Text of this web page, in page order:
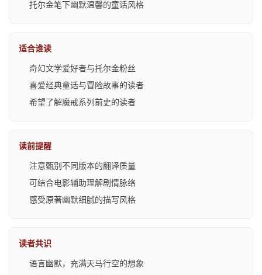
托尔金笔下幽默温馨的童话风格
适合谁读
奇幻文学爱好者与托尔金粉丝
喜爱经典童话与冒险故事的读者
希望了解魔戒系列前史的读者
读前提醒
注意甄别不同版本的翻译质量
可结合电影辅助理解剧情脉络
感受原著幽默细腻的描写风格
读者共识
语言幽默，充满天马行空的想象